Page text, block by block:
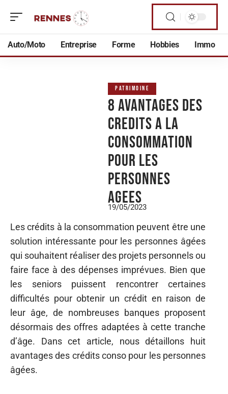
Auto/Moto Entreprise Forme Hobbies Immo
PATRIMOINE
8 avantages des
credits a la
consommation
pour les
personnes
agees
19/05/2023
Les crédits à la consommation peuvent être une
solution intéressante pour les personnes âgées
qui souhaitent réaliser des projets personnels ou
faire face à des dépenses imprévues. Bien que
les seniors puissent rencontrer certaines
difficultés pour obtenir un crédit en raison de
leur âge, de nombreuses banques proposent
désormais des offres adaptées à cette tranche
d’âge. Dans cet article, nous détaillons huit
avantages des crédits conso pour les personnes
âgées.